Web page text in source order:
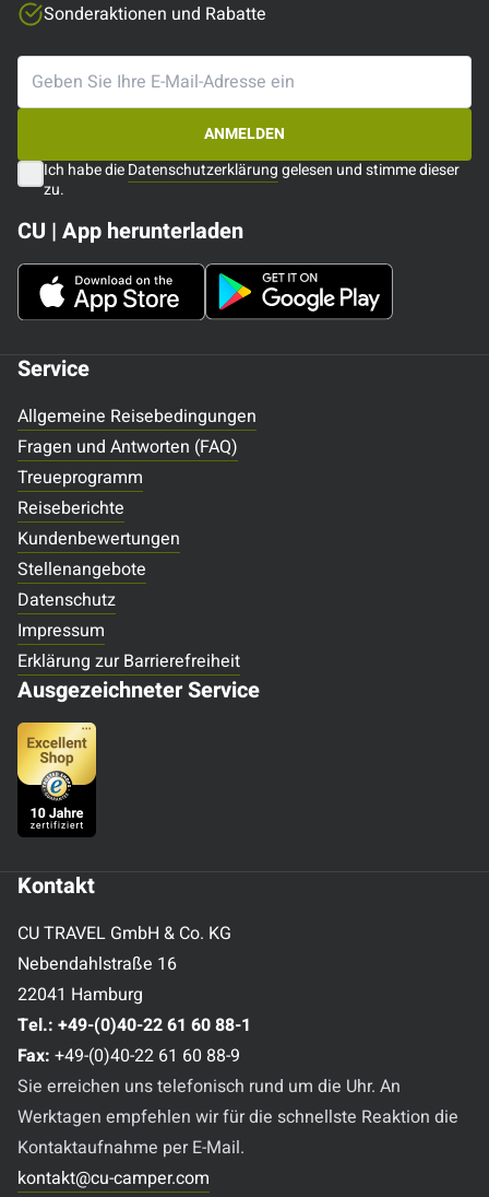
Service
Allgemeine Reisebedingungen
Fragen und Antworten (FAQ)
Treueprogramm
Reiseberichte
Kundenbewertungen
Stellenangebote
Datenschutz
Impressum
Erklärung zur Barrierefreiheit
Ausgezeichneter Service
Kontakt
CU TRAVEL GmbH & Co. KG
Nebendahlstraße 16
22041 Hamburg
Tel.: +49-(0)40-22 61 60 88-1
Fax: +49-(0)40-22 61 60 88-9
Sie erreichen uns telefonisch rund um die Uhr. An
Werktagen empfehlen wir für die schnellste Reaktion die
Kontaktaufnahme per E-Mail.
kontakt@cu-camper.com
Sonderaktionen und Rabatte
ANMELDEN
Ich habe dieDatenschutzerklärunggelesen und stimme dieser
zu.
CU | App herunterladen